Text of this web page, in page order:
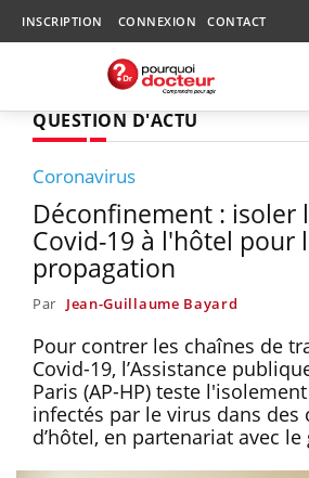
INSCRIPTION CONNEXION CONTACT
QUESTION D'ACTU
Coronavirus
Déconfinement : isoler
Covid-19 à l'hôtel pour
propagation
Par Jean-Guillaume Bayard
Pour contrer les chaînes de
Covid-19, l’Assistance
Paris (AP-HP) teste
infectés par le virus dans des
d’hôtel, en partenariat avec